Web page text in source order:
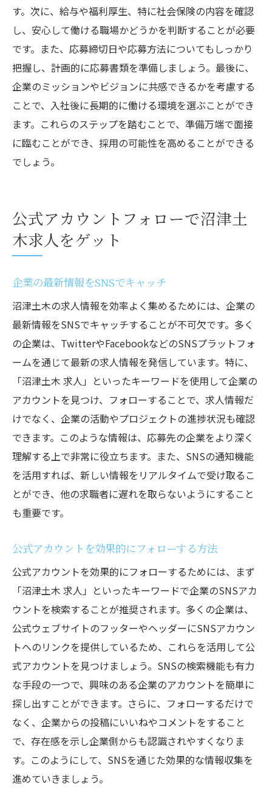
す。次に、給与や福利厚生、特に社会保険の内容を確認
し、安心して働ける職場かどうかを判断することが必要
です。また、応募締切日や応募方法についてもしっかり
把握し、計画的に応募書類を準備しましょう。最後に、
企業のミッションやビジョンに共感できるかを考慮する
ことで、入社後に長期的に働ける環境を選ぶことができ
ます。これらのステップを踏むことで、準備万端で面接
に臨むことができ、採用の可能性を高めることができる
でしょう。
公式アカウントフォローで沼津土
木求人をゲット
企業の最新情報をSNSでキャッチ
沼津土木の求人情報を効率よく集めるためには、企業の
最新情報をSNSでキャッチすることが不可欠です。多く
の企業は、TwitterやFacebookなどのSNSプラットフォ
ームを通じて最新の求人情報を発信しています。特に、
「沼津土木 求人」といったキーワードを使用して企業の
アカウントを見つけ、フォローすることで、求人情報だ
けでなく、企業の活動やプロジェクトの進捗状況も確認
できます。このような情報は、応募先の企業をより深く
理解する上で非常に役立ちます。また、SNSの通知機能
を活用すれば、新しい情報をリアルタイムで受け取るこ
とができ、他の求職者に遅れを取らないようにすること
も重要です。
公式アカウントを効果的にフォローする方法
公式アカウントを効果的にフォローするためには、まず
「沼津土木 求人」といったキーワードで企業のSNSアカ
ウントを検索することが推奨されます。多くの企業は、
公式ウェブサイトのフッターやヘッダーにSNSアカウン
トへのリンクを提供しているため、これらを活用して公
式アカウントを見つけましょう。SNSの検索機能も有力
な手段の一つで、興味のある企業のアカウントを簡単に
探し出すことができます。さらに、フォローするだけで
なく、企業からの投稿にいいねやコメントをすること
で、存在感を示し企業側からも認識されやすくなりま
す。このようにして、SNSを通じた効果的な情報収集を
進めていきましょう。